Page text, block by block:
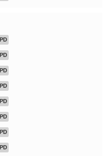
PD
PD
PD
PD
PD
PD
PD
PD